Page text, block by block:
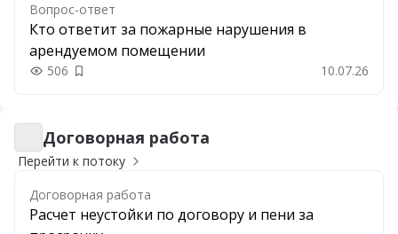
Вопрос-ответ
Кто ответит за пожарные нарушения в
арендуемом помещении
506 Добавить в закладки 10.07.26
Договорная работа
Договорная работа
Перейти к потоку
Договорная работа
Расчет неустойки по договору и пени за